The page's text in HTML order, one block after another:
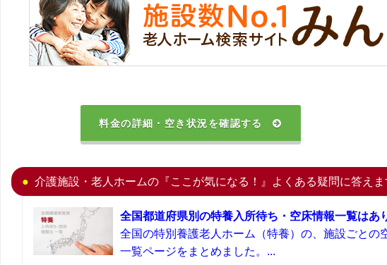
料金の詳細・空き状況を確認する
介護施設・老人ホームの『ここが気になる！』よくある疑問に答えま
全国都道府県別の特養入所待ち・空床情報一覧はあ
全国の特別養護老人ホーム（特養）の、施設ごと
一覧ページをまとめました。...